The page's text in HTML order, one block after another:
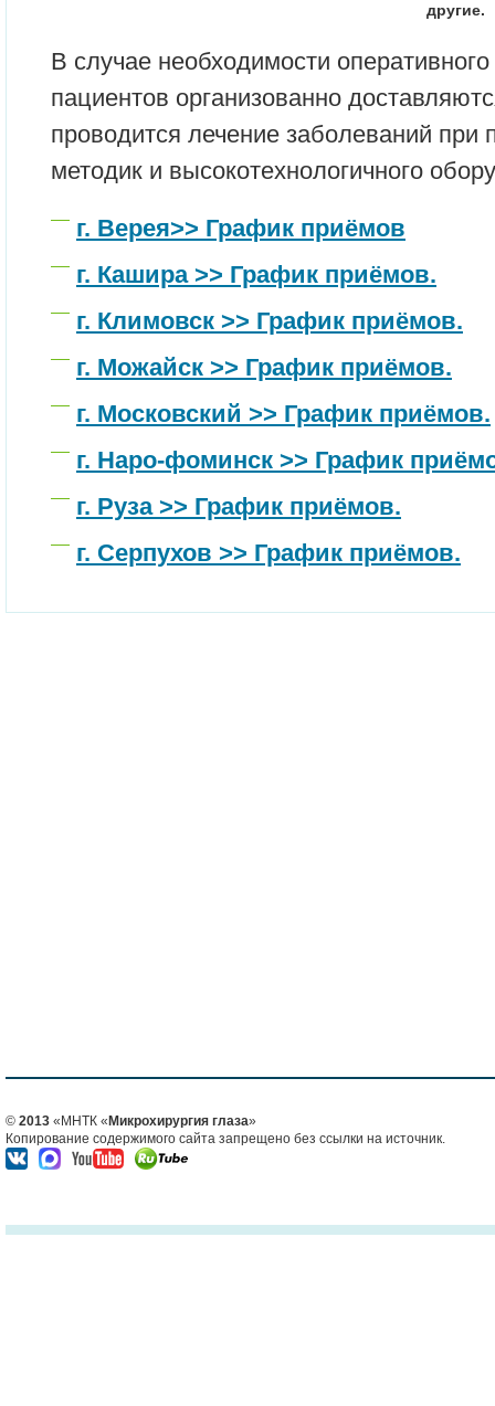
другие.
В случае необходимости
пациентов организованно
проводится лечение заболеваний
методик и высокотехнологичного
г. Верея>> График приёмов
г. Кашира >> График приёмов.
г. Климовск >> График приёмов.
г. Можайск >> График приёмов.
г. Московский >> График приёмов.
г. Наро-фоминск >> График
г. Руза >> График приёмов.
г. Серпухов >> График приёмов.
© 2013 «МНТК « Микрохирургия глаза»
Копирование содержимого сайта запрещено без ссылки на источник.